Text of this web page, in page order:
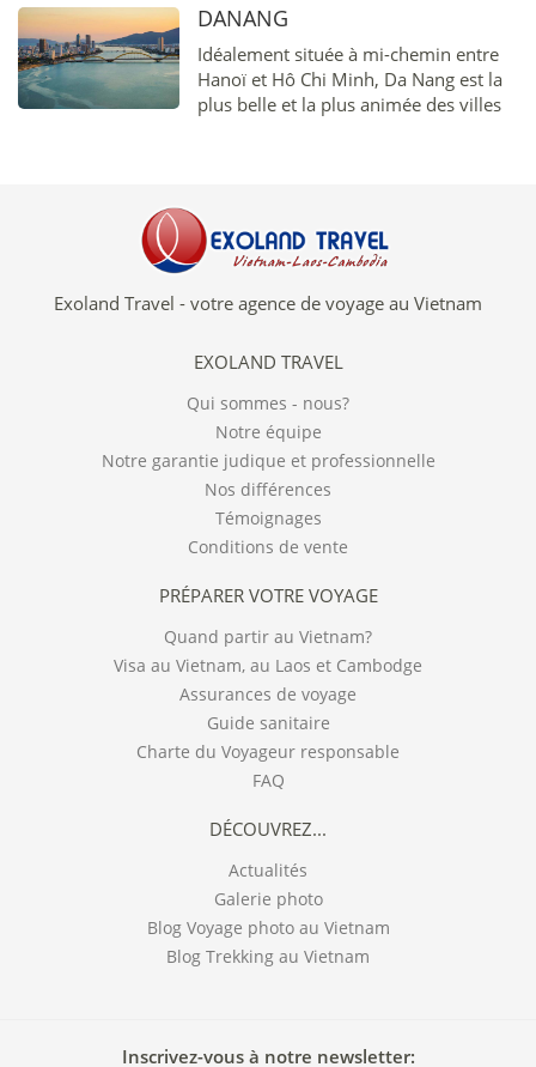
une myriade de poissons tropicaux de
DANANG
Idéalement située à mi-chemin entre
Hanoï et Hô Chi Minh, Da Nang est la
plus belle et la plus animée des villes
Exoland Travel - votre agence de voyage au Vietnam
EXOLAND TRAVEL
Qui sommes - nous?
Notre équipe
Notre garantie judique et professionnelle
Nos différences
Témoignages
Conditions de vente
PRÉPARER VOTRE VOYAGE
Quand partir au Vietnam?
Visa au Vietnam, au Laos et Cambodge
Assurances de voyage
Guide sanitaire
Charte du Voyageur responsable
FAQ
DÉCOUVREZ...
Actualités
Galerie photo
Blog Voyage photo au Vietnam
Blog Trekking au Vietnam
Inscrivez-vous à notre newsletter: